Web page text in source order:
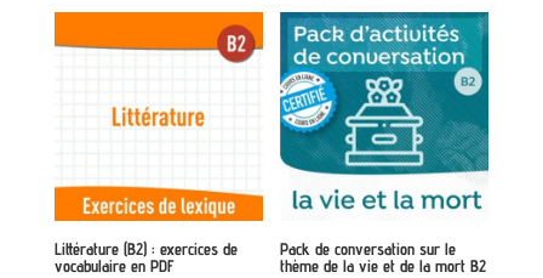
Littérature (B2) : exercices de
vocabulaire en PDF
Pack de conversation sur le
thème de la vie et de la mort B2